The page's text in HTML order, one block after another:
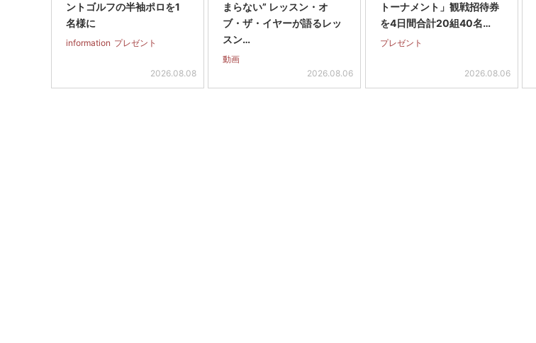
ントゴルフの半袖ポロを1
名様に
information プレゼント
2026.08.08
まらない” レッスン・オ
ブ・ザ・イヤーが語るレッ
スン…
動画
2026.08.06
トーナメント」観戦招待券
を4日間合計20組40名…
プレゼント
2026.08.06